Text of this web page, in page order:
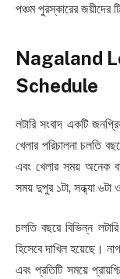
পঞ্চম পুরস্কারের
Nagaland
Schedule
লটারি সংবাদ একটি
খেলার পরিচালনা
এবং খেলার সময় অনেক
সময় দুপুর ১টা, সন্ধ্যা ৬টা
চলতি বছরে বিভিন্ন
হিসেবে দাখিল হয়েছে।
এবং প্রতিটি সময়ে